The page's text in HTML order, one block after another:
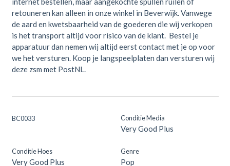
retouneren kan alleen in onze winkel in Beverwijk. Vanwege
de aard en kwetsbaarheid van de goederen die wij verkopen
is het transport altijd voor risico van de klant. Bestel je
apparatuur dan nemen wij altijd eerst contact met je op voor
we het versturen. Koop je langspeelplaten dan versturen wij
deze zsm met PostNL.
BC0033 Conditie Media
Very Good Plus
Conditie Hoes
Very Good Plus
Genre
Pop